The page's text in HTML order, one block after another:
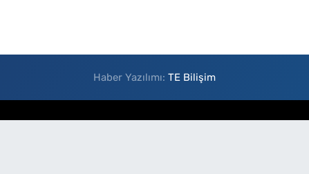
Haber Yazılımı:TE Bilişim